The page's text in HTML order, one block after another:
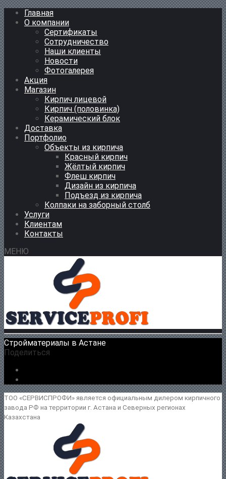
Главная
О компании
Сертификаты
Сотрудничество
Наши клиенты
Новости
Фотогалерея
Акция
Магазин
Кирпич лицевой
Кирпич (половинка)
Керамический блок
Доставка
Портфолио
Объекты из кирпича
Красный кирпич
Жёлтый кирпич
Флеш кирпич
Дизайн из кирпича
Подъезд из кирпича
Колпаки на заборный столб
Услуги
Клиентам
Контакты
МЕНЮ
Стройматериалы в Астане
Поделиться
ТОО «СЕРВИСПРОФИ» является официальным дилером кирпичного
завода РФ на территории г. Астана и Северных регионах
Казахстана